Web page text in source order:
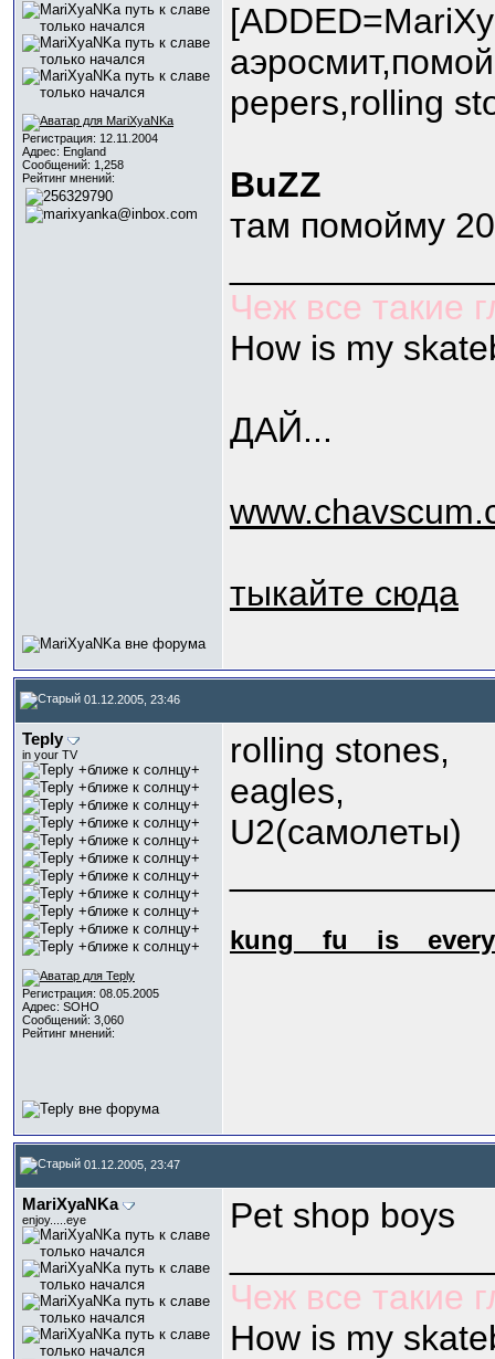
Регистрация: 12.11.2004
Адрес: England
Сообщений: 1,258
Рейтинг мнений:
pepers,rolling
BuZZ
там помойму 20
Чеж все такие
How is my
ДАЙ...
тыкайте сюда
01.12.2005, 23:46
Teply
in your TV
Регистрация: 08.05.2005
Адрес: SOHO
Сообщений: 3,060
Рейтинг мнений:
rolling stones,
eagles,
U2(самолеты)
kung_ _fu_ _is_
01.12.2005, 23:47
МariXyaNKa
enjoy.....eye
Pet shop boys
Чеж все такие
How is my